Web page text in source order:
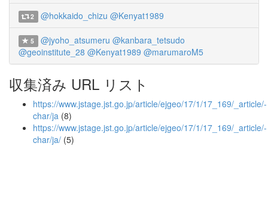
2 @hokkaido_chizu @Kenyat1989
5 @jyoho_atsumeru @kanbara_tetsudo
@geoinstitute_28 @Kenyat1989 @marumaroM5
収集済み URL リスト
https://www.jstage.jst.go.jp/article/ejgeo/17/1/17_169/_article/-
char/ja (8)
https://www.jstage.jst.go.jp/article/ejgeo/17/1/17_169/_article/-
char/ja/ (5)